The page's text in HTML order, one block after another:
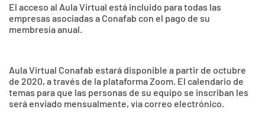
El acceso al Aula Virtual está incluido para todas las
empresas asociadas a Conafab con el pago de su
membresía anual.
Aula Virtual Conafab estará disponible a partir de octubre
de 2020, a través de la plataforma Zoom. El calendario de
temas para que las personas de su equipo se inscriban les
será enviado mensualmente, vía correo electrónico.